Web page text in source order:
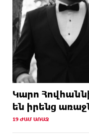
Կարո
են իրենց
19 ԺԱՄ ԱՌԱՋ